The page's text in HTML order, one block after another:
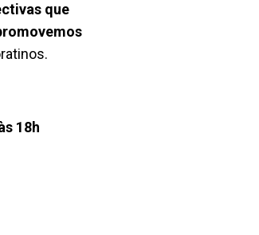
que
18h